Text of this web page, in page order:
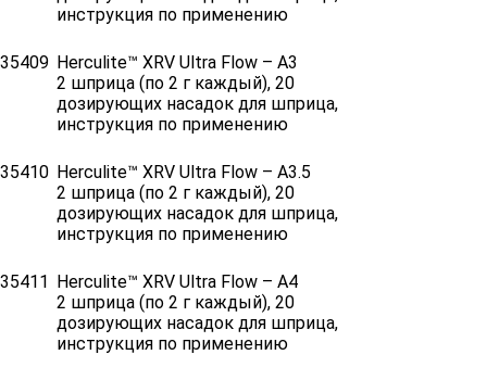
инструкция по применению
35409 Herculite™ XRV Ultra Flow – A3
2 шприца (по 2 г каждый), 20
дозирующих насадок для шприца,
инструкция по применению
35410 Herculite™ XRV Ultra Flow – A3.5
2 шприца (по 2 г каждый), 20
дозирующих насадок для шприца,
инструкция по применению
35411
Herculite™ XRV Ultra Flow – A4
2 шприца (по 2 г каждый), 20
дозирующих насадок для шприца,
инструкция по применению